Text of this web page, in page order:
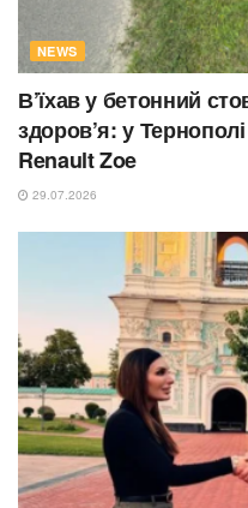
NEWS
В’їхав у бетонний
здоров’я: у
Renault Zoe
29.07.2026